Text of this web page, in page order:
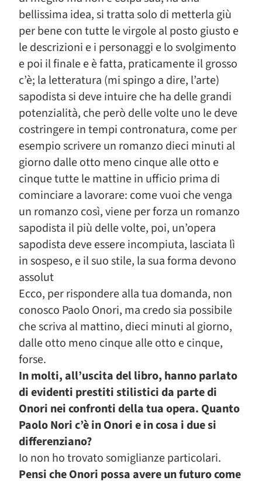
bellissima idea, si tratta solo di metterla giù
per bene con tutte le virgole al posto giusto e
le descrizioni e i personaggi e lo svolgimento
e poi il finale e è fatta, praticamente il grosso
c’è; la letteratura (mi spingo a dire, l’arte)
sapodista si deve intuire che ha delle grandi
potenzialità, che però delle volte uno le deve
costringere in tempi contronatura, come per
esempio scrivere un romanzo dieci minuti al
giorno dalle otto meno cinque alle otto e
cinque tutte le mattine in ufficio prima di
cominciare a lavorare: come vuoi che venga
un romanzo così, viene per forza un romanzo
sapodista il più delle volte, poi, un’opera
sapodista deve essere incompiuta, lasciata lì
in sospeso, e il suo stile, la sua forma devono
assolut
Ecco, per rispondere alla tua domanda, non
conosco Paolo Onori, ma credo sia possibile
che scriva al mattino, dieci minuti al giorno,
dalle otto meno cinque alle otto e cinque,
forse.
In molti, all’uscita del libro, hanno parlato
di evidenti prestiti stilistici da parte di
Onori nei confronti della tua opera. Quanto
Paolo Nori c’è in Onori e in cosa i due si
differenziano?
Io non ho trovato somiglianze particolari.
Pensi che Onori possa avere un futuro come